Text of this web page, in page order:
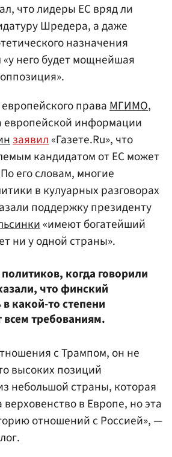
что лидеры ЕС вряд ли
Шредера, а даже
назначения
него будет мощнейшая
права МГИМО,
европейской информации
заявил«Газете.Ru», что
кандидатом от ЕС может
его словам, многие
в кулуарных разговорах
поддержку президенту
«имеют богатейший
ни у одной страны».
когда говорили
что финский
какой-то степени
всем требованиям.
с Трампом, он не
высоких позиций
небольшой страны, которая
в Европе, но эта
отношений с Россией», —